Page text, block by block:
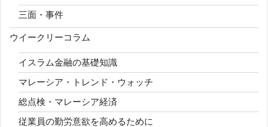
三面・事件
ウイークリーコラム
イスラム金融の基礎知識
マレーシア・トレンド・ウォッチ
総点検・マレーシア経済
従業員の勤労意欲を高めるために